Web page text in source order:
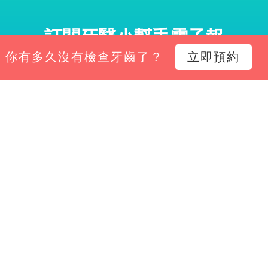
訂閱牙醫小幫手電子報
小幫手電子報，掌握診所經營新知、平台功能更新與專屬
你有多久沒有檢查牙齒了？ 立即預約